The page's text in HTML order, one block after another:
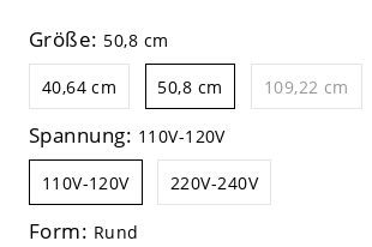
Größe: 50,8 cm
40,64 cm 50,8 cm 109,22 cm
Spannung: 110V-120V
110V-120V 220V-240V
Form: Rund